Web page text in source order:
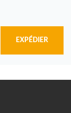
EXPÉDIER